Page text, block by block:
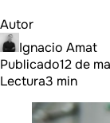
Autor
Ignacio Amat
Publicado12 de
Lectura3 min